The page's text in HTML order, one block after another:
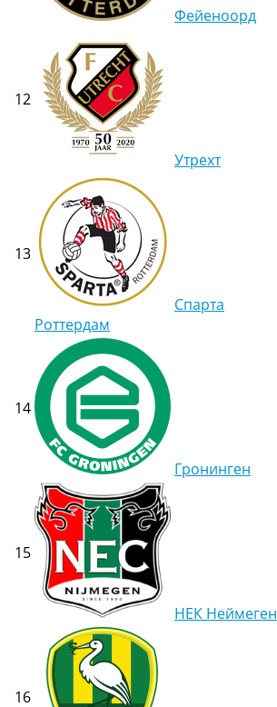
Фейеноорд
12
Утрехт
13
Спарта
Роттердам
14
Гронинген
15
НЕК Неймеген
16